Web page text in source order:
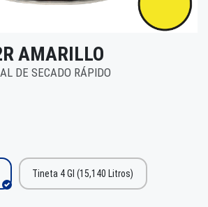
AMARILLO
DE SECADO RÁPIDO
Tineta 4 Gl (15,140 Litros)